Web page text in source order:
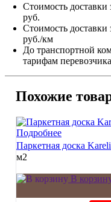
Стоимость
руб.
Стоимость
руб./км
До транспортной
тарифам
Похожие
Подробнее
Паркетная доска
м2
В